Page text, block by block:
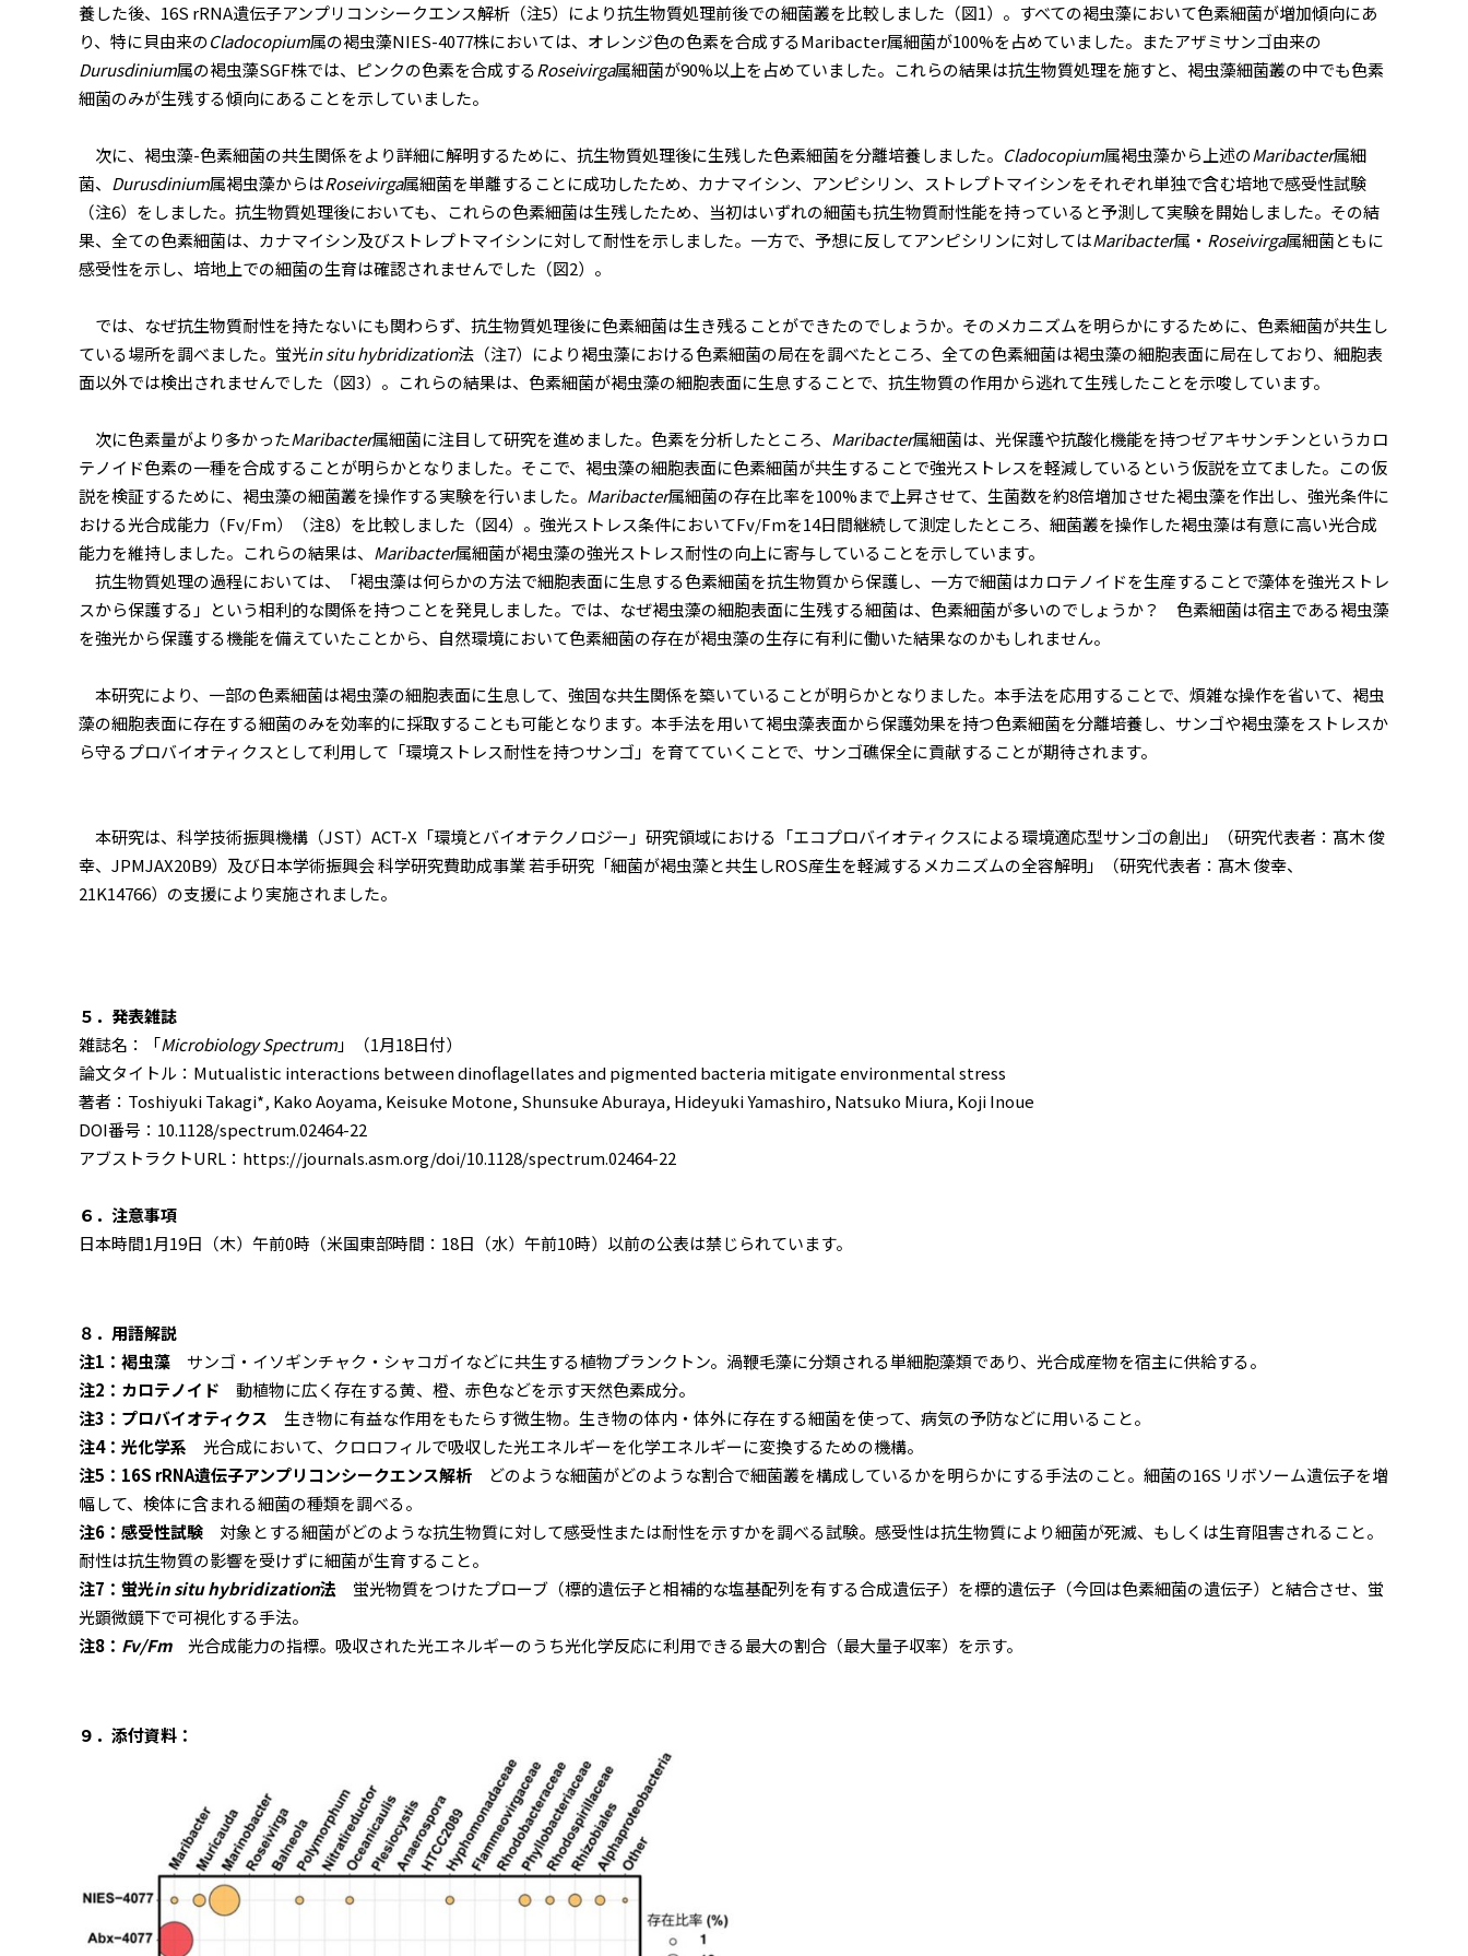
養した後、16S rRNA遺伝子アンプリコンシークエンス解析（注5）により抗生物質処理前後での細菌叢を比較しました（図1）。すべての褐虫藻において色素細菌が増加傾向にあ
り、特に貝由来のCladocopium属の褐虫藻NIES-4077株においては、オレンジ色の色素を合成するMaribacter属細菌が100%を占めていました。またアザミサンゴ由来の
Durusdinium属の褐虫藻SGF株では、ピンクの色素を合成するRoseivirga属細菌が90%以上を占めていました。これらの結果は抗生物質処理を施すと、褐虫藻細菌叢の中でも色素
細菌のみが生残する傾向にあることを示していました。
次に、褐虫藻-色素細菌の共生関係をより詳細に解明するために、抗生物質処理後に生残した色素細菌を分離培養しました。 Cladocopium属褐虫藻から上述のMaribacter属細
菌、 Durusdinium属褐虫藻からはRoseivirga属細菌を単離することに成功したため、カナマイシン、アンピシリン、ストレプトマイシンをそれぞれ単独で含む培地で感受性試験
（注6）をしました。抗生物質処理後においても、これらの色素細菌は生残したため、当初はいずれの細菌も抗生物質耐性能を持っていると予測して実験を開始しました。その結
果、全ての色素細菌は、カナマイシン及びストレプトマイシンに対して耐性を示しました。一方で、予想に反してアンピシリンに対してはMaribacter属・ Roseivirga属細菌ともに
感受性を示し、培地上での細菌の生育は確認されませんでした（図2）。
では、なぜ抗生物質耐性を持たないにも関わらず、抗生物質処理後に色素細菌は生き残ることができたのでしょうか。そのメカニズムを明らかにするために、色素細菌が共生し
ている場所を調べました。蛍光in situ hybridization法（注7）により褐虫藻における色素細菌の局在を調べたところ、全ての色素細菌は褐虫藻の細胞表面に局在しており、細胞表
面以外では検出されませんでした（図3）。これらの結果は、色素細菌が褐虫藻の細胞表面に生息することで、抗生物質の作用から逃れて生残したことを示唆しています。
次に色素量がより多かったMaribacter属細菌に注目して研究を進めました。色素を分析したところ、 Maribacter属細菌は、光保護や抗酸化機能を持つゼアキサンチンというカロ
テノイド色素の一種を合成することが明らかとなりました。そこで、褐虫藻の細胞表面に色素細菌が共生することで強光ストレスを軽減しているという仮説を立てました。この仮
説を検証するために、褐虫藻の細菌叢を操作する実験を行いました。 Maribacter属細菌の存在比率を100%まで上昇させて、生菌数を約8倍増加させた褐虫藻を作出し、強光条件に
おける光合成能力（Fv/Fm）（注8）を比較しました（図4）。強光ストレス条件においてFv/Fmを14日間継続して測定したところ、細菌叢を操作した褐虫藻は有意に高い光合成
能力を維持しました。これらの結果は、 Maribacter属細菌が褐虫藻の強光ストレス耐性の向上に寄与していることを示しています。
抗生物質処理の過程においては、「褐虫藻は何らかの方法で細胞表面に生息する色素細菌を抗生物質から保護し、一方で細菌はカロテノイドを生産することで藻体を強光ストレ
スから保護する」という相利的な関係を持つことを発見しました。では、なぜ褐虫藻の細胞表面に生残する細菌は、色素細菌が多いのでしょうか？ 色素細菌は宿主である褐虫藻
を強光から保護する機能を備えていたことから、自然環境において色素細菌の存在が褐虫藻の生存に有利に働いた結果なのかもしれません。
本研究により、一部の色素細菌は褐虫藻の細胞表面に生息して、強固な共生関係を築いていることが明らかとなりました。本手法を応用することで、煩雑な操作を省いて、褐虫
藻の細胞表面に存在する細菌のみを効率的に採取することも可能となります。本手法を用いて褐虫藻表面から保護効果を持つ色素細菌を分離培養し、サンゴや褐虫藻をストレスか
ら守るプロバイオティクスとして利用して「環境ストレス耐性を持つサンゴ」を育てていくことで、サンゴ礁保全に貢献することが期待されます。
本研究は、科学技術振興機構（JST）ACT-X「環境とバイオテクノロジー」研究領域における「エコプロバイオティクスによる環境適応型サンゴの創出」（研究代表者：髙木 俊
幸、JPMJAX20B9）及び日本学術振興会 科学研究費助成事業 若手研究「細菌が褐虫藻と共生しROS産生を軽減するメカニズムの全容解明」（研究代表者：髙木 俊幸、
21K14766）の支援により実施されました。
５．発表雑誌
雑誌名：「Microbiology Spectrum」（1月18日付）
論文タイトル：Mutualistic interactions between dinoflagellates and pigmented bacteria mitigate environmental stress
著者：Toshiyuki Takagi*, Kako Aoyama, Keisuke Motone, Shunsuke Aburaya, Hideyuki Yamashiro, Natsuko Miura, Koji Inoue
DOI番号：10.1128/spectrum.02464-22
アブストラクトURL：https://journals.asm.org/doi/10.1128/spectrum.02464-22
６．注意事項
日本時間1月19日（木）午前0時（米国東部時間：18日（水）午前10時）以前の公表は禁じられています。
８．用語解説
注1：褐虫藻 サンゴ・イソギンチャク・シャコガイなどに共生する植物プランクトン。渦鞭毛藻に分類される単細胞藻類であり、光合成産物を宿主に供給する。
注2：カロテノイド 動植物に広く存在する黄、橙、赤色などを示す天然色素成分。
注3：プロバイオティクス 生き物に有益な作用をもたらす微生物。生き物の体内・体外に存在する細菌を使って、病気の予防などに用いること。
注4：光化学系 光合成において、クロロフィルで吸収した光エネルギーを化学エネルギーに変換するための機構。
注5：16S rRNA遺伝子アンプリコンシークエンス解析 どのような細菌がどのような割合で細菌叢を構成しているかを明らかにする手法のこと。細菌の16S リボソーム遺伝子を増
幅して、検体に含まれる細菌の種類を調べる。
注6：感受性試験 対象とする細菌がどのような抗生物質に対して感受性または耐性を示すかを調べる試験。感受性は抗生物質により細菌が死滅、もしくは生育阻害されること。
耐性は抗生物質の影響を受けずに細菌が生育すること。
注7：蛍光in situ hybridization法 蛍光物質をつけたプローブ（標的遺伝子と相補的な塩基配列を有する合成遺伝子）を標的遺伝子（今回は色素細菌の遺伝子）と結合させ、蛍
光顕微鏡下で可視化する手法。
注8： Fv/Fm光合成能力の指標。吸収された光エネルギーのうち光化学反応に利用できる最大の割合（最大量子収率）を示す。
９．添付資料：